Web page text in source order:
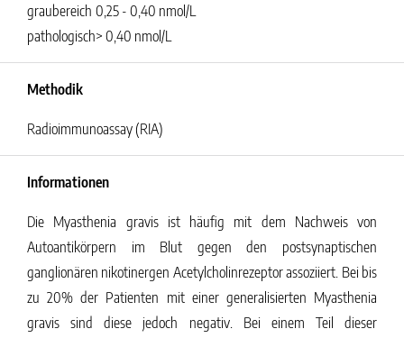
graubereich 0,25 - 0,40 nmol/L
pathologisch> 0,40 nmol/L
Methodik
Radioimmunoassay (RIA)
Informationen
Die Myasthenia gravis ist häufig mit dem Nachweis von
Autoantikörpern im Blut gegen den postsynaptischen
ganglionären nikotinergen Acetylcholinrezeptor assoziiert. Bei bis
zu 20% der Patienten mit einer generalisierten Myasthenia
gravis sind diese jedoch negativ. Bei einem Teil dieser